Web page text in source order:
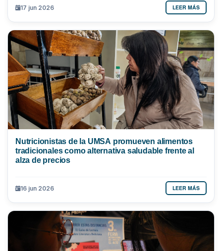
17 jun 2026 LEER MÁS
Nutricionistas de la UMSA promueven alimentos
tradicionales como alternativa saludable frente al
alza de precios
16 jun 2026 LEER MÁS